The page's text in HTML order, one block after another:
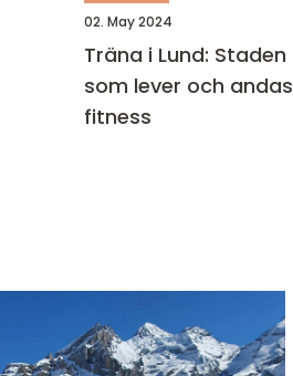
02. May 2024
Träna i Lund: Staden
som lever och andas
fitness